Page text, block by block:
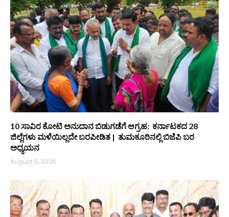
10 ಸಾವಿರ ಕೋಟಿ ಅನುದಾನ ಬಿಡುಗಡೆಗೆ ಆಗ್ರಹ: ಕರ್ನಾಟಕದ 28
ಜಿಲ್ಲೆಗಳು ಮಳೆಯಿಲ್ಲದೇ ಬರಪೀಡಿತ | ತುಮಕೂರಿನಲ್ಲಿ ಬಿಜೆಪಿ ಬರ
ಅಧ್ಯಯನ
August 5, 2026